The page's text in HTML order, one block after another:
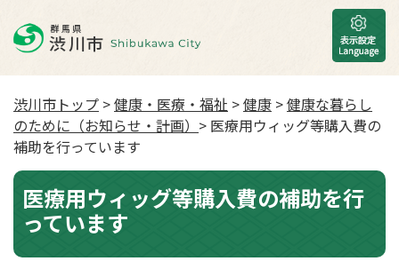
渋川市トップ >健康・医療・福祉 >健康 >健康な暮らし
のために（お知らせ・計画） > 医療用ウィッグ等購入費の
補助を行っています
医療用ウィッグ等購入費の補助を行
っています